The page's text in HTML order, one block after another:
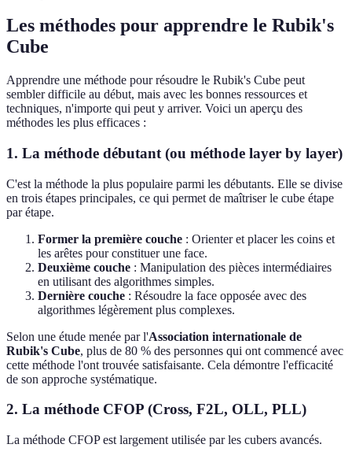
Les méthodes pour apprendre le Rubik's
Cube
Apprendre une méthode pour résoudre le Rubik's Cube peut
sembler difficile au début, mais avec les bonnes ressources et
techniques, n'importe qui peut y arriver. Voici un aperçu des
méthodes les plus efficaces :
1. La méthode débutant (ou méthode layer by layer)
C'est la méthode la plus populaire parmi les débutants. Elle se divise
en trois étapes principales, ce qui permet de maîtriser le cube étape
par étape.
Former la première couche : Orienter et placer les coins et
les arêtes pour constituer une face.
Deuxième couche : Manipulation des pièces intermédiaires
en utilisant des algorithmes simples.
Dernière couche : Résoudre la face opposée avec des
algorithmes légèrement plus complexes.
Selon une étude menée par l'Association internationale de
Rubik's Cube, plus de 80 % des personnes qui ont commencé avec
cette méthode l'ont trouvée satisfaisante. Cela démontre l'efficacité
de son approche systématique.
2. La méthode CFOP (Cross, F2L, OLL, PLL)
La méthode CFOP est largement utilisée par les cubers avancés.